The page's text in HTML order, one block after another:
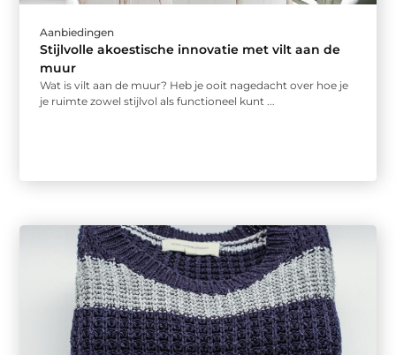
Aanbiedingen
Stijlvolle akoestische innovatie met vilt aan de
muur
Wat is vilt aan de muur? Heb je ooit nagedacht over hoe je
je ruimte zowel stijlvol als functioneel kunt ...